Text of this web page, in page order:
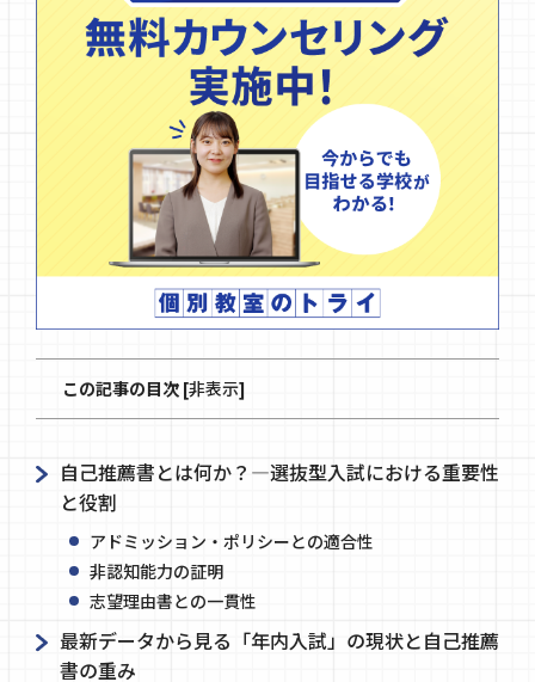
この記事の目次 [非表示]
自己推薦書とは何か？―選抜型入試における重要性
と役割
アドミッション・ポリシーとの適合性
非認知能力の証明
志望理由書との一貫性
最新データから見る「年内入試」の現状と自己推薦
書の重み